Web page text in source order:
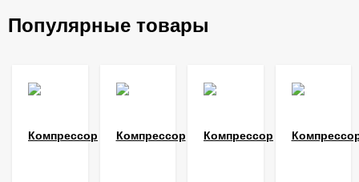
Популярные товары